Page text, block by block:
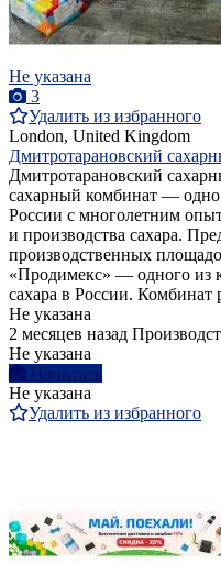
Не указана
3
Удалить из избранного
London, United Kingdom
Дмитротарановский
Дмитротарановский
сахарный комбинат — одно
России с многолетним
и производства сахара.
производственных
«Продимекс» — одного из
сахара в России. Комбинат
Не указана
2 месяцев назад
Не указана
Написать
Не указана
Удалить из избранного